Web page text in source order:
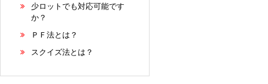
少ロットでも対応可能です
か？
ＰＦ法とは？
スクイズ法とは？